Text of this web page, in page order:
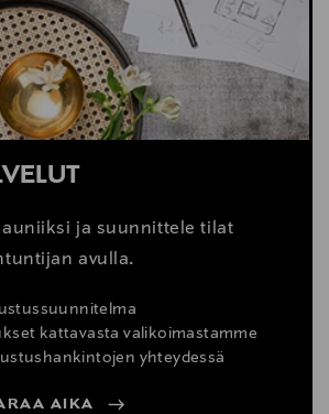
ja suunnittele tilat
avulla.
kattavasta valikoimastamme
yhteydessä
AIKA